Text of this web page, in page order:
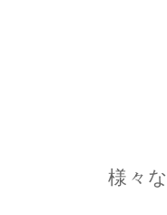
様々